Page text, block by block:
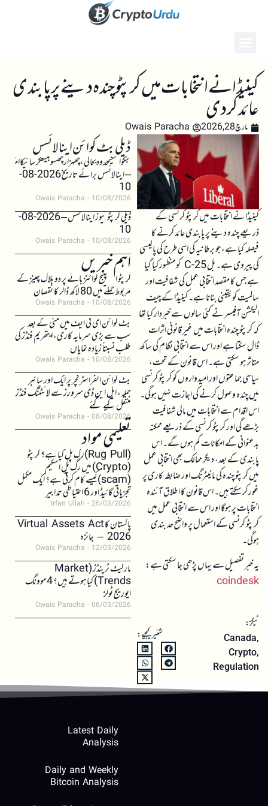
کینیڈا نے انتخابات میں کرپٹو چندہ دینے پر پابندی
عائد کر دی
مارچ 28, 2026 Owais Paracha
کینیڈا نے انتخابات میں کرپٹو کرنسی کے
ذریعے چندہ دینے پر پابندی عائد کرنے کا
فیصلہ کیا ہے، جو برطانیہ کی اسی طرح کی پالیسی
کی پیروی ہے۔ بل C-25 کو منظور کیا گیا
ہے جس کا مقصد انتخابی عمل کی شفافیت اور
سالمیت کو یقینی بنانا ہے۔ کینیڈا کے چیف
الیکشن آفیسر نے کئی سالوں سے خبردار کیا تھا
کہ کرپٹو چندہ انتخابات میں غیر قانونی اثرات
ڈال سکتا ہے اور اس سے انتخابی نظام کی ساکھ
متاثر ہو سکتی ہے۔ اس قانون کے تحت،
سیاسی جماعتوں اور امیدواروں کو کرپٹو کرنسی
میں چندہ وصول کرنے کی اجازت نہیں ہوگی۔
اس اقدام سے انتخابات میں مالی شفافیت
بڑھے گی اور کرپٹو کرنسی کے ذریعے ممکنہ
بدعنوانی کے امکانات کم ہوں گے۔ اس
پابندی کے بعد، دیگر ممالک بھی انتخابی عمل
میں کرپٹو چندہ کی مانیٹرنگ اور ضابطہ کاری پر
غور کر سکتے ہیں۔ اس قانون کا اطلاق آئندہ
انتخابات پر ہوگا اور اس سے انتخابی عمل میں
کرپٹو کرنسی کے استعمال پر واضح حد بندی
ہوگی۔
یہ خبر تفصیل سے یہاں پڑھی جا سکتی ہے:
coindesk
ٹیگز:
Canada,
Crypto,
Regulation
شئیر کیجیے:
ڈیلی بٹ کوائن اینالائسس
بٹکوائنکیمحدودبحالی،چھہزارچھسوبیستکرسائیکاامکان
– اینالائسس برائے تاریخ 2026-08-
10
Owais Paracha 10/08/2026
ڈیلی کرپٹو نیوز اینالائسس – 2026-08-
10
Owais Paracha 10/08/2026
اہم خبریں
کرپٹو ایکسچینج کوائنز بائے پر دو بلاک چینز کے
مربوط حملے میں 80 لاکھ ڈالر کا نقصان
Owais Paracha 10/08/2026
بٹ کوائن ای ٹی ایف میں مئی کے بعد
سب سے بڑی سرمایہ کاری، ایتھریم فنڈز کی
طلب نسبتاً زیادہ نمایاں
Owais Paracha 10/08/2026
بٹ کوائن انفراسٹرکچر پر ایک اور سائبر
حملہ، ایل این ڈی سرورز سے لائٹننگ فنڈز
منتقل کیے گئے
Owais Paracha 08/08/2026
تعلیمی مواد(Rug Pull)رگ پل کیا ہے؟ کرپٹو
(Crypto) میں رگ پل اسکیم
(scam)کیسے کام کرتی ہے؟ ایک مکمل
تجزیاتی گائیڈ اور 6 احتیاطی تدابیر
Irfan Ullah 26/03/2026
پاکستان کا Virtual Assets Act
2026 – جائزہ
Owais Paracha 12/03/2026
مارکیٹ ٹرینڈز (Market
Trends) کیا ہوتے ہیں؟ 4 موونگ
ایوریج ٹولز
Owais Paracha 06/03/2026
Latest Daily
Analysis
Daily and Weekly
Bitcoin Analysis